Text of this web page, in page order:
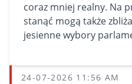
coraz mniej realny. Na
stanąć mogą także
jesienne wybory
24-07-2026 11:56 AM